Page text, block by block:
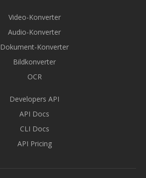
Video-Konverter
Audio-Konverter
Dokument-Konverter
Bildkonverter
OCR
Developers API
API Docs
CLI Docs
API Pricing